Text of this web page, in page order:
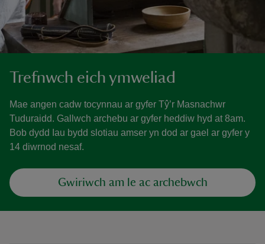
Trefnwch eich ymweliad
Mae angen cadw tocynnau ar gyfer Tŷ’r Masnachwr
Tuduraidd. Gallwch archebu ar gyfer heddiw hyd at 8am.
Bob dydd Iau bydd slotiau amser yn dod ar gael ar gyfer y
14 diwrnod nesaf.
Gwiriwch am le ac archebwch